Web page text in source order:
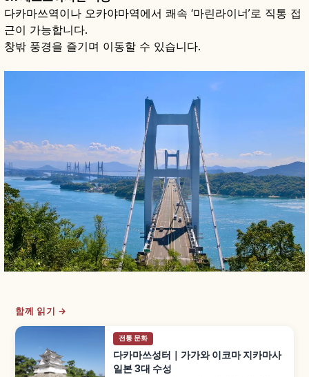
다카마쓰역이나 오카야마역에서 쾌속 ‘마린라이너’로 직통 접
근이 가능합니다.
창밖 풍경을 즐기며 이동할 수 있습니다.
함께 읽기 →
전통 문화
다카마쓰성터｜가가와 이코마 지카마사
일본 3대 수성